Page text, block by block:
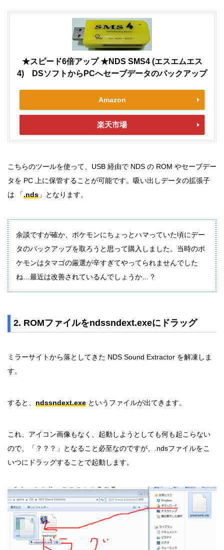
★スピード6倍アップ ★NDS SMS4 (エスエムエス
4) DSソフトからPCへセーブデータのバックアップ
Amazon
楽天市場
こちらのツールを使って、USB 経由で NDS の ROM やセーブデー
タを PC 上に保管することが可能です。吸い出しデータの拡張子
は 「.nds 」となります。
余談ですが確か、ポケモンにちょっとハマっていた頃にデー
タのバックアップを取ろうと思って購入しました。当時のポ
ケモンはタマゴの厳選が辛すぎてやってられませんでした
ね…最近は改善されているんでしょうか…？
2. ROMファイルをndssndext.exeにドラッグ
ミラーサイトから落としてきた NDS Sound Extractor を解凍しま
す。
すると、 ndssndext.exe というファイルが出てきます。
これ、アイコン画像もなく、起動しようとしても何も起こらない
ので、「？？？」となること必至なのですが、.ndsファイルをこ
いつにドラッグすることで起動します。